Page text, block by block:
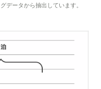
データから抽出しています。